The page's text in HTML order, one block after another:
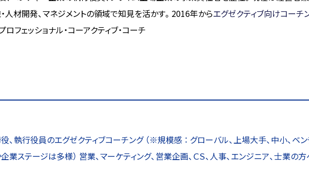
人材開発、マネジメントの領域で知見を活かす。2016年からエグゼクティブ向けコーチ
フェッショナル・コーアクティブ・コーチ
、執行役員のエグゼクティブコーチング （※規模感 ： グローバル、上場大手、中小、ベン
業ステージは多様） 営業、マーケティング、営業企画、ＣＳ、人事、エンジニア、士業の